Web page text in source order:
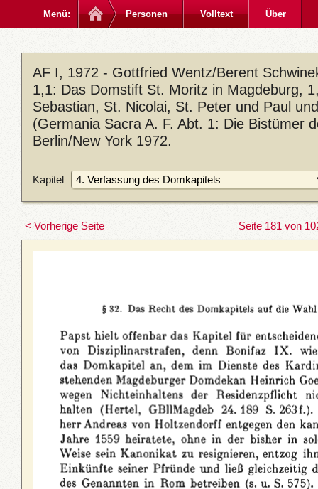
Menü: Personen Volltext Über
AF I, 1972 - Gottfried Wentz/Berent
1,1: Das Domstift St. Moritz in Magdeburg,
Sebastian, St. Nicolai, St. Peter und Paul
(Germania Sacra A. F. Abt. 1: Die Bistümer
Berlin/New York 1972.
Kapitel
< Vorherige Seite Seite 181 von